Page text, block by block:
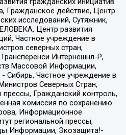
Гражданское действие, Центр
исследований, Сутяжник,
Центр развития
Частное учреждение в
северных стран,
Интернешнл-Р,
Массовой Информации,
Сибирь, Частное учреждение в
Северных Стран,
Гражданский контроль,
комиссия по сохранению
Информационное
региональной прессы,
Информации, Экозащита!-